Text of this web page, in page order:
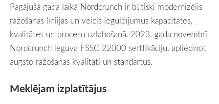
Pagājušā gada laikā Nordcrunch ir būtiski modernizējis
ražošanas līniijas un veicis ieguldījumus kapacitātes,
kvalitātes un procesu uzlabošanā. 2023. gada novembrī
Nordcrunch ieguva FSSC 22000 sertfikāciju, apliecinot
augsto ražošanas kvalitāti un standartus.
Meklējam izplatītājus